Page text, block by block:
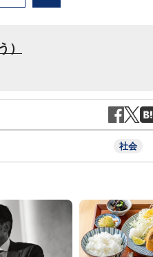
）
社会